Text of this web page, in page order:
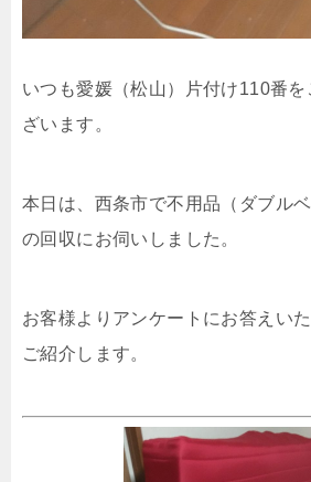
いつも愛媛（松山）片付け110番
ざいます。
本日は、西条市で不用品（ダブル
の回収にお伺いしました。
お客様よりアンケートにお答えい
ご紹介します。